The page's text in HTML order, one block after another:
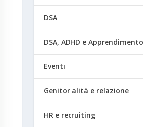
DSA
DSA, ADHD e Apprendimento
Eventi
Genitorialità e relazione
HR e recruiting